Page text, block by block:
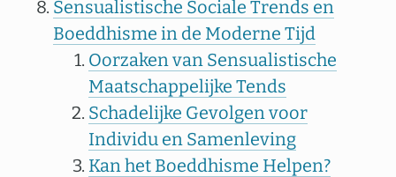
Sensualistische Sociale Trends en
Boeddhisme in de Moderne Tijd
Oorzaken van Sensualistische
Maatschappelijke Tends
Schadelijke Gevolgen voor
Individu en Samenleving
Kan het Boeddhisme Helpen?